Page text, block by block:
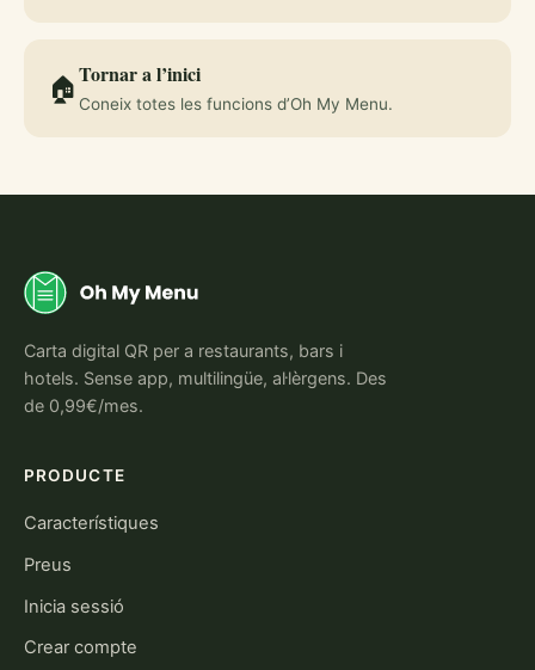
🏠Tornar a l’inici
Coneix totes les funcions d’Oh My Menu.
Carta digital QR per a restaurants, bars i
hotels. Sense app, multilingüe, al·lèrgens. Des
de 0,99€/mes.
PRODUCTE
Característiques
Preus
Inicia sessió
Crear compte